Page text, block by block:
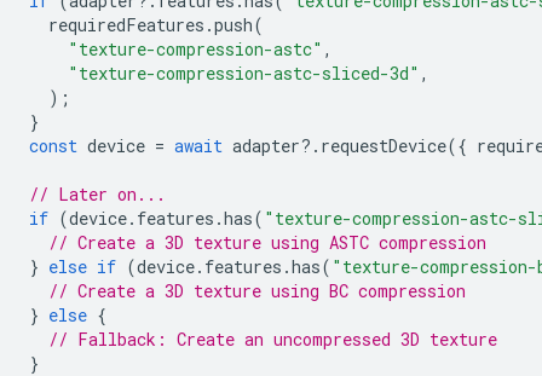
requiredFeatures .push(
"texture-compression-astc" ,
"texture-compression-astc-sliced-3d" ,
);
}
const device = await adapter? . requestDevice({
// Later on...
if (device. features .has( "texture-compression-astc-
// Create a 3D texture using ASTC compression
} else if (device. features .has( "texture-
// Create a 3D texture using BC compression
} else {
// Fallback: Create an uncompressed 3D texture
}